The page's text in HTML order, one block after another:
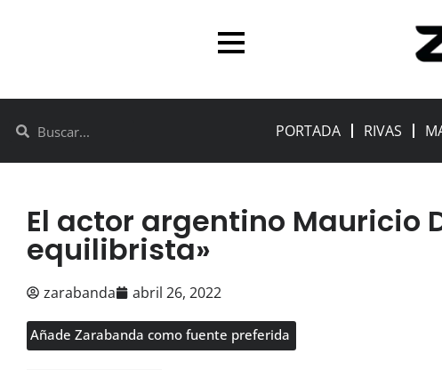
PORTADA RIVAS
El actor argentino Mauricio
equilibrista»
zarabanda abril 26, 2022
Añade Zarabanda como fuente preferida